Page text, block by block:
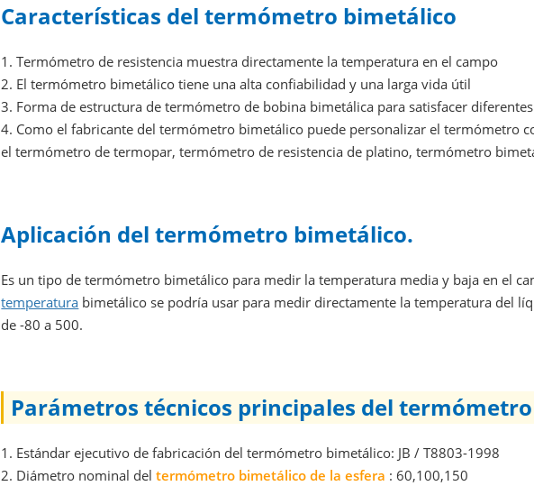
Características del termómetro bimetálico
1. Termómetro de resistencia muestra directamente la temperatura en el campo
2. El termómetro bimetálico tiene una alta confiabilidad y una larga vida útil
3. Forma de estructura de termómetro de bobina bimetálica para satisfacer
4. Como el fabricante del termómetro bimetálico puede personalizar el termómetro
el termómetro de termopar, termómetro de resistencia de platino, termómetro
Aplicación del termómetro bimetálico.
Es un tipo de termómetro bimetálico para medir la temperatura media y baja en el
temperatura bimetálico se podría usar para medir directamente la temperatura del
de -80 a 500.
Parámetros técnicos principales del
1. Estándar ejecutivo de fabricación del termómetro bimetálico: JB / T8803-1998
2. Diámetro nominal deltermómetro bimetálico de la esfera : 60,100,150